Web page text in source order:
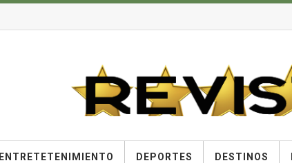
ENTRETETENIMIENTO DEPORTES DESTINOS